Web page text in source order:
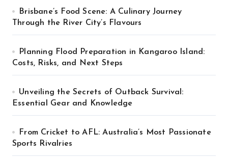
Brisbane’s Food Scene: A Culinary Journey
Through the River City’s Flavours
Planning Flood Preparation in Kangaroo Island:
Costs, Risks, and Next Steps
Unveiling the Secrets of Outback Survival:
Essential Gear and Knowledge
From Cricket to AFL: Australia’s Most Passionate
Sports Rivalries